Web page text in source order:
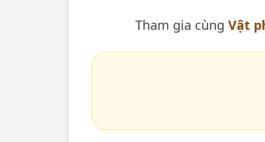
Tham gia cùng Vật